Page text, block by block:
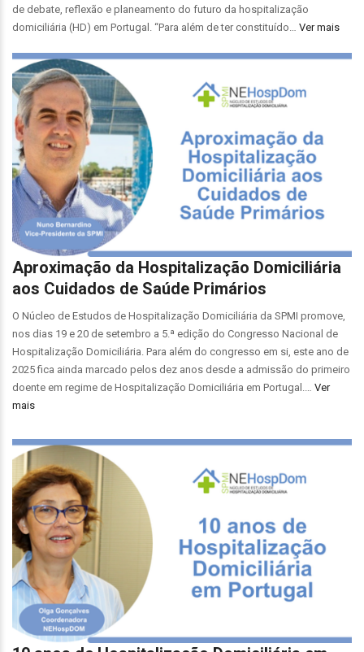
de debate, reflexão e planeamento do futuro da hospitalização
domiciliária (HD) em Portugal. “Para além de ter constituído… Ver mais
Aproximação da Hospitalização Domiciliária
aos Cuidados de Saúde Primários
O Núcleo de Estudos de Hospitalização Domiciliária da SPMI promove,
nos dias 19 e 20 de setembro a 5.ª edição do Congresso Nacional de
Hospitalização Domiciliária. Para além do congresso em si, este ano de
2025 fica ainda marcado pelos dez anos desde a admissão do primeiro
doente em regime de Hospitalização Domiciliária em Portugal.… Ver
mais